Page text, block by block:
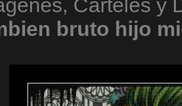
Carteles y
bruto hijo